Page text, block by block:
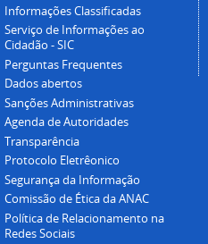
Informações Classificadas
Serviço de Informações ao
Cidadão - SIC
Perguntas Frequentes
Dados abertos
Sanções Administrativas
Agenda de Autoridades
Transparência
Protocolo Eletrêonico
Segurança da Informação
Comissão de Ética da ANAC
Política de Relacionamento na
Redes Sociais